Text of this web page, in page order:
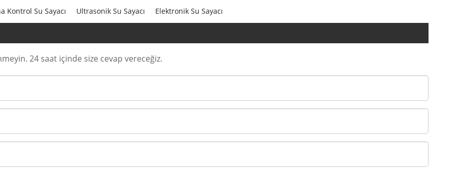
Kontrol Su Sayacı Ultrasonik Su Sayacı Elektronik Su Sayacı
24 saat içinde size cevap vereceğiz.